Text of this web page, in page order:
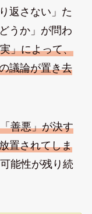
返さない」た
うか」が問わ
」によって、
議論が置き去
善悪」が決す
置されてしま
能性が残り続